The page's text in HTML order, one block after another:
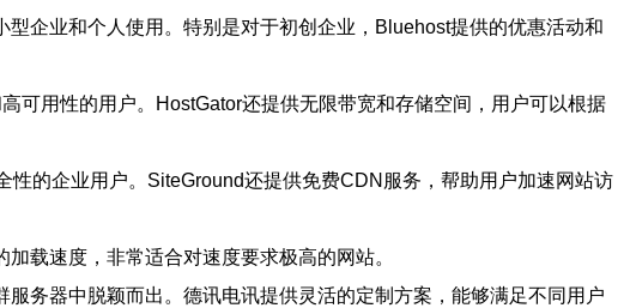
企业和个人使用。特别是对于初创企业，Bluehost提供的优惠活动和
可用性的用户。HostGator还提供无限带宽和存储空间，用户可以根据
的企业用户。SiteGround还提供免费CDN服务，帮助用户加速网站访
载速度，非常适合对速度要求极高的网站。
务器中脱颖而出。德讯电讯提供灵活的定制方案，能够满足不同用户